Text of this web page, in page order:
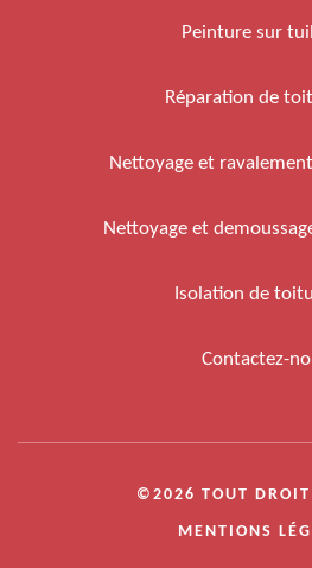
Peinture sur
Réparation de
Nettoyage et
Nettoyage et
Isolation de
Contactez-
©2026 TOUT DROIT
MENTIONS